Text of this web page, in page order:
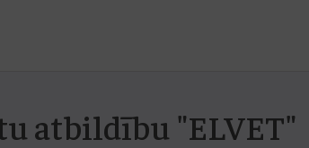
atbildību "ELVET"